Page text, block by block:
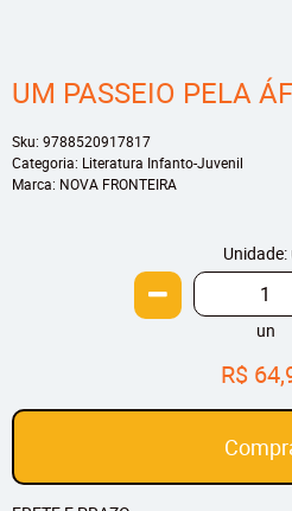
UM PASSEIO PELA
Sku: 9788520917817
Categoria: Literatura Infanto-Juvenil
Marca: NOVA FRONTEIRA
Unidade:
un
R$